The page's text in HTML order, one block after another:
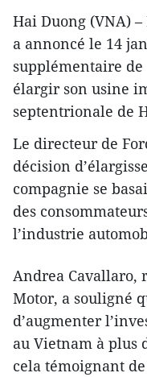
Hai Duong (VNA)
a annoncé le 14
supplémentaire
élargir son usine
septentrionale de
Le directeur de
décision
compagnie se
des
l’industrie
Andrea Cavallaro,
Motor, a souligné
d’augmenter
au Vietnam à plus
cela témoignant